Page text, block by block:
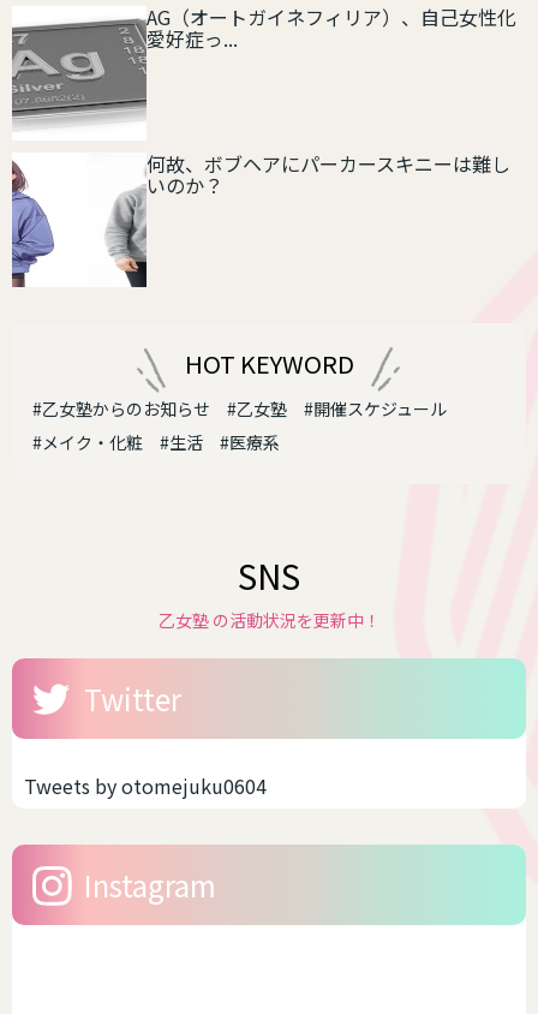
AG（オートガイネフィリア）、自己女性化
愛好症っ...
何故、ボブヘアにパーカースキニーは難し
いのか？
HOT KEYWORD
#乙女塾からのお知らせ #乙女塾
#開催スケジュール
#メイク・化粧
#生活 #医療系
SNS
乙女塾 の活動状況を更新中！
Twitter
Tweets by otomejuku0604
Instagram